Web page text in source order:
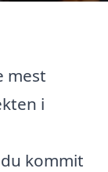
mest
i
kommit